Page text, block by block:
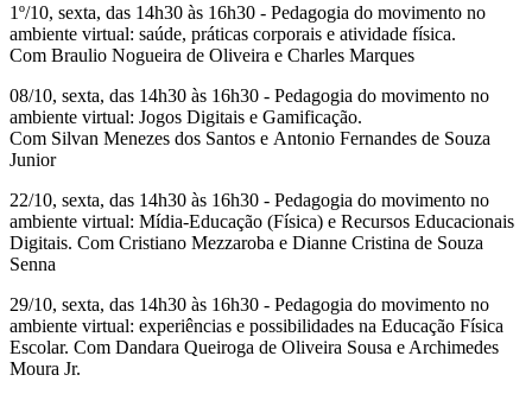
1º/10, sexta, das 14h30 às 16h30 - Pedagogia do movimento no
ambiente virtual: saúde, práticas corporais e atividade física.
Com Braulio Nogueira de Oliveira e Charles Marques
08/10, sexta, das 14h30 às 16h30 - Pedagogia do movimento no
ambiente virtual: Jogos Digitais e Gamificação.
Com Silvan Menezes dos Santos e Antonio Fernandes de Souza
Junior
22/10, sexta, das 14h30 às 16h30 - Pedagogia do movimento no
ambiente virtual: Mídia-Educação (Física) e Recursos Educacionais
Digitais. Com Cristiano Mezzaroba e Dianne Cristina de Souza
Senna
29/10, sexta, das 14h30 às 16h30 - Pedagogia do movimento no
ambiente virtual: experiências e possibilidades na Educação Física
Escolar. Com Dandara Queiroga de Oliveira Sousa e Archimedes
Moura Jr.